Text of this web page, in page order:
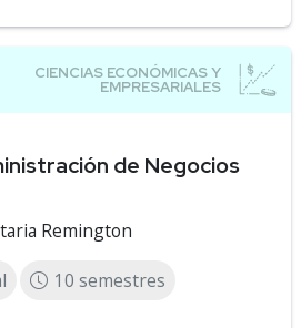
de Negocios
Remington
10 semestres